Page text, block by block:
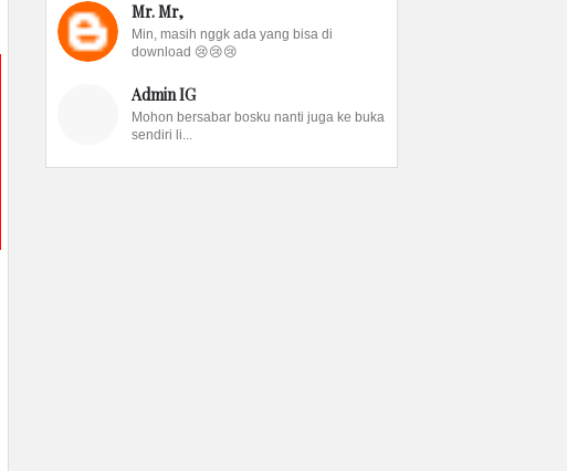
Mr. Mr,
Min, masih nggk ada yang bisa di
download 😢😢😢
Admin IG
Mohon bersabar bosku nanti juga ke buka
sendiri li...